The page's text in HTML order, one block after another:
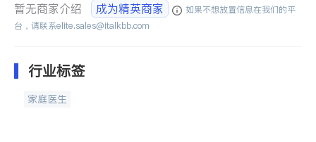
暂无商家介绍 成为精英商家
如果不想放置信息在我们的平
台，请联系elite.sales@italkbb.com
行业标签
家庭医生